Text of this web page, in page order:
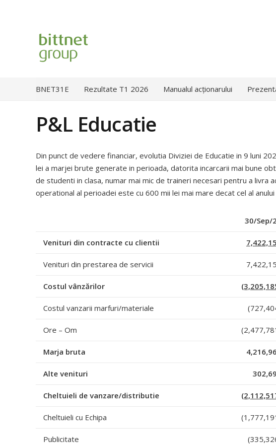
BNET31E Rezultate T1 2026 Manualul acționarului
P&L Educatie
Din punct de vedere financiar, evolutia Diviziei de Educatie in 9 luni
lei a marjei brute generate in perioada, datorita incarcarii mai bune
de studenti in clasa, numar mai mic de traineri necesari pentru a livra
operational al perioadei este cu 600 mii lei mai mare decat cel al
30/Sep/
Venituri din contracte cu clientii
Venituri din prestarea de servicii
Costul vânzărilor
Costul vanzarii marfuri/materiale
Ore – Om
Marja bruta
Alte venituri
Cheltuieli de vanzare/distributie
Cheltuieli cu Echipa
Publicitate